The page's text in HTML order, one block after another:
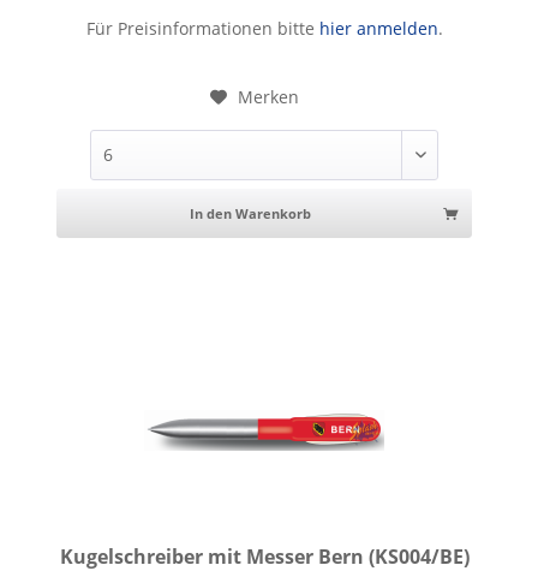
Kugelschreiber mit Messer
Für Preisinformationen bitte hier anmelden.
Merken
In den Warenkorb
Kugelschreiber mit Messer Bern (KS004/BE)